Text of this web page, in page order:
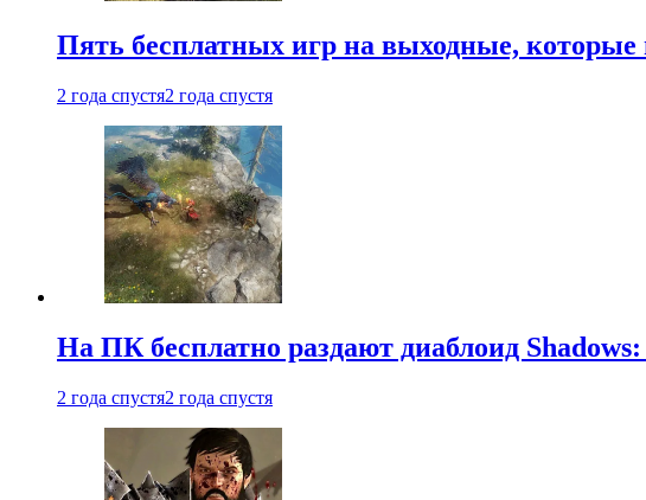
Пять бесплатных игр на выходные, которые
2 года спустя2 года спустя
На ПК бесплатно раздают диаблоид
2 года спустя2 года спустя